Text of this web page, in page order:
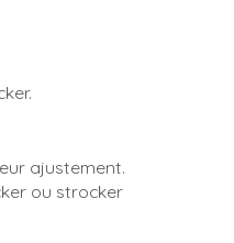
ajustement.
ou strocker